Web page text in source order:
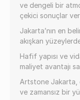
ve dengeli bir
çekici sonuçlar
Jakarta’nın en
akışkan
Hafif yapısı ve
maliyet avantajı
Artstone Jakarta,
ve zamansız bir